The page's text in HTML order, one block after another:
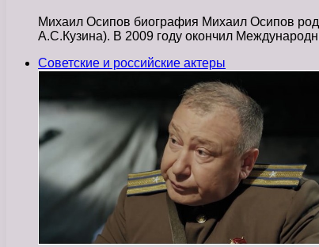
Михаил Осипов биография Михаил Осипов
А.С.Кузина). В 2009 году окончил
Советские и российские актеры